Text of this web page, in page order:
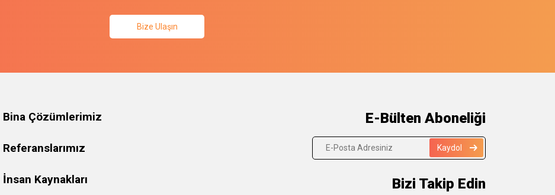
Bize Ulaşın
Bina Çözümlerimiz
Referanslarımız
İnsan Kaynakları
E-Bülten Aboneliği
Kaydol
Bizi Takip Edin